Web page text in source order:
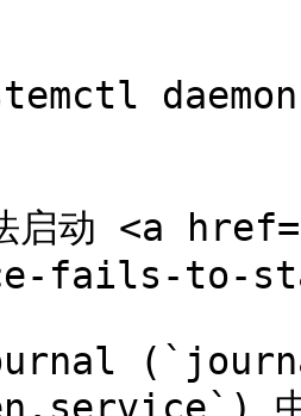
法启动 <a
fails-to-